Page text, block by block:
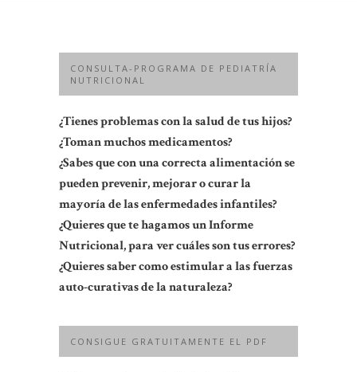
CONSULTA-PROGRAMA DE PEDIATRÍA
NUTRICIONAL
¿Tienes problemas con la salud de tus hijos?
¿Toman muchos medicamentos?
¿Sabes que con una correcta alimentación se
pueden prevenir, mejorar o curar la
mayoría de las enfermedades infantiles?
¿Quieres que te hagamos un Informe
Nutricional, para ver cuáles son tus errores?
¿Quieres saber como estimular a las fuerzas
auto-curativas de la naturaleza?
CONSIGUE GRATUITAMENTE EL PDF